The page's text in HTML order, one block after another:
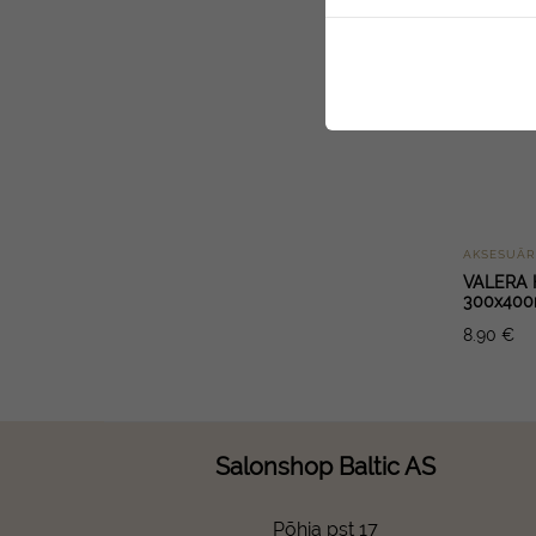
VALERA
8.90 €
Salonshop Baltic AS
Põhja pst 17